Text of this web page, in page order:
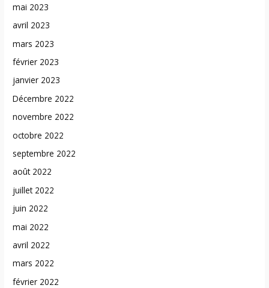
mai 2023
avril 2023
mars 2023
février 2023
janvier 2023
Décembre 2022
novembre 2022
octobre 2022
septembre 2022
août 2022
juillet 2022
juin 2022
mai 2022
avril 2022
mars 2022
février 2022